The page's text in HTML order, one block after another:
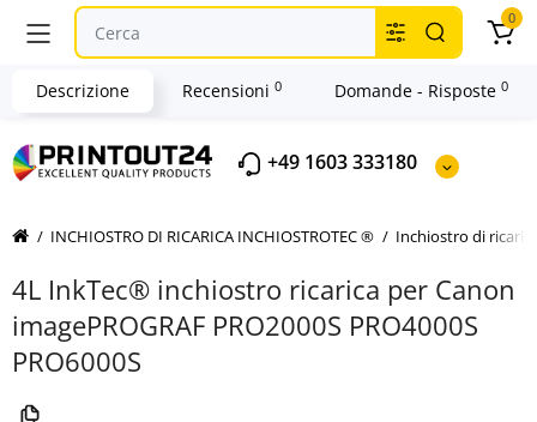
+49 1603 333180
0
INCHIOSTRO DI RICARICA INCHIOSTROTEC ® Inchiostro di
4L InkTec® inchiostro ricarica per Canon
imagePROGRAF PRO2000S PRO4000S
PRO6000S
Descrizione Recensioni 0 Domande - Risposte 0